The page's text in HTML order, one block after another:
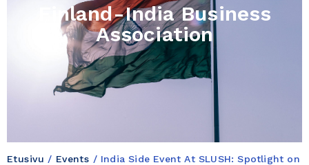
Finland-India Business
Association
Etusivu / Events / India Side Event At SLUSH: Spotlight on